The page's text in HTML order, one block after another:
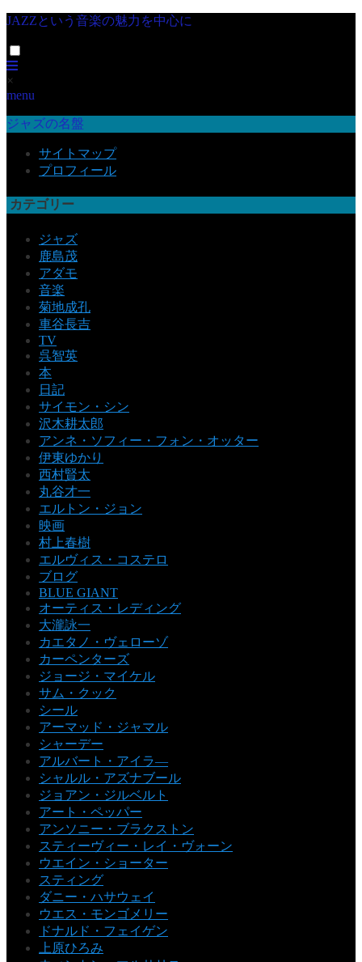
JAZZという音楽の魅力を中心に
×
menu
ジャズの名盤
サイトマップ
プロフィール
カテゴリー
ジャズ
鹿島茂
アダモ
音楽
菊地成孔
車谷長吉
TV
呉智英
本
日記
サイモン・シン
沢木耕太郎
アンネ・ソフィー・フォン・オッター
伊東ゆかり
西村賢太
丸谷才一
エルトン・ジョン
映画
村上春樹
エルヴィス・コステロ
ブログ
BLUE GIANT
オーティス・レディング
大瀧詠一
カエタノ・ヴェローゾ
カーペンターズ
ジョージ・マイケル
サム・クック
シール
アーマッド・ジャマル
シャーデー
アルバート・アイラ―
シャルル・アズナブール
ジョアン・ジルベルト
アート・ペッパー
アンソニー・ブラクストン
スティーヴィー・レイ・ヴォーン
ウエイン・ショーター
スティング
ダニー・ハサウェイ
ウエス・モンゴメリー
ドナルド・フェイゲン
上原ひろみ